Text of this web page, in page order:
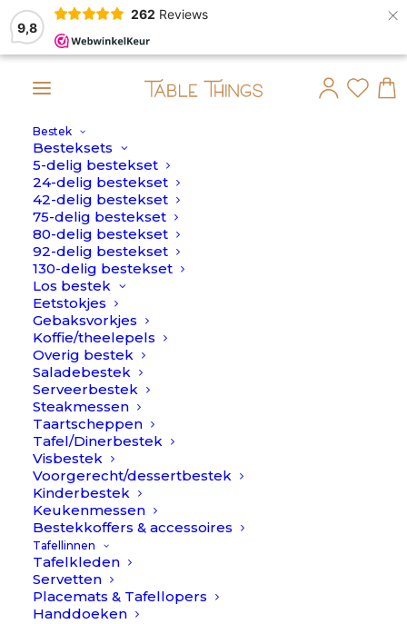
9,8
262 Reviews ×
Bestek
Besteksets
5-delig bestekset
24-delig bestekset
42-delig bestekset
75-delig bestekset
80-delig bestekset
92-delig bestekset
130-delig bestekset
Los bestek
Eetstokjes
Gebaksvorkjes
Koffie/theelepels
Overig bestek
Saladebestek
Serveerbestek
Steakmessen
Taartscheppen
Tafel/Dinerbestek
Visbestek
Voorgerecht/dessertbestek
Kinderbestek
Keukenmessen
Bestekkoffers & accessoires
Tafellinnen
Tafelkleden
Servetten
Placemats & Tafellopers
Handdoeken
op maandag 10 Augustus verstuurd.
Home > Kopje
Kopje